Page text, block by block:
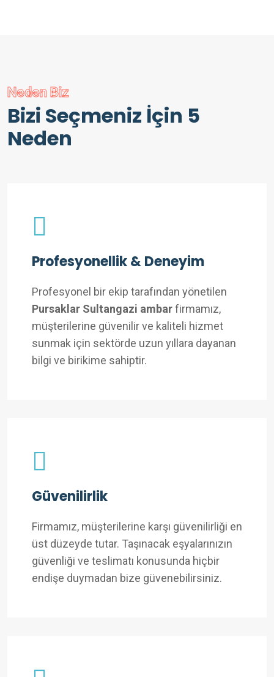
Neden Biz
Bizi Seçmeniz İçin 5
Neden
Profesyonellik & Deneyim
Profesyonel bir ekip tarafından yönetilen
Pursaklar Sultangazi ambarfirmamız,
müşterilerine güvenilir ve kaliteli hizmet
sunmak için sektörde uzun yıllara dayanan
bilgi ve birikime sahiptir.
Güvenilirlik
Firmamız, müşterilerine karşı güvenilirliği en
üst düzeyde tutar. Taşınacak eşyalarınızın
güvenliği ve teslimatı konusunda hiçbir
endişe duymadan bize güvenebilirsiniz.